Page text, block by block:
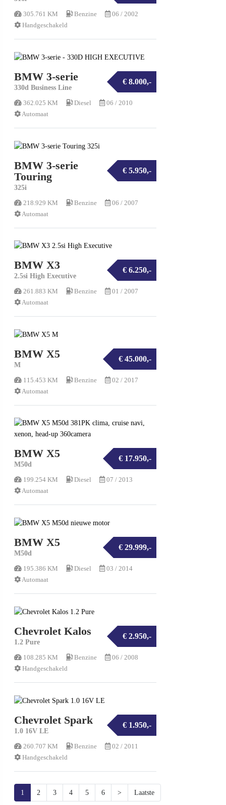
305.761 KM Benzine
06 / 2002
Handgeschakeld
BMW 3-serie
330d Business Line
€ 8.000,-
362.025 KM Diesel
06 / 2010
Automaat
BMW 3-serie
Touring
325i
€ 5.950,-
218.929 KM Benzine
06 / 2007
Automaat
BMW X3
2.5si High Executive
€ 6.250,-
261.883 KM Benzine
01 / 2007
Automaat
BMW X5
M
€ 45.000,-
115.453 KM Benzine
02 / 2017
Automaat
BMW X5
M50d
€ 17.950,-
199.254 KM Diesel
07 / 2013
Automaat
BMW X5
M50d
€ 29.999,-
195.386 KM Diesel
03 / 2014
Automaat
Chevrolet Kalos
1.2 Pure
€ 2.950,-
108.285 KM Benzine
06 / 2008
Handgeschakeld
Chevrolet Spark
1.0 16V LE
€ 1.950,-
260.707 KM Benzine
02 / 2011
Handgeschakeld
1 2 3 4 5 6 > Laatste